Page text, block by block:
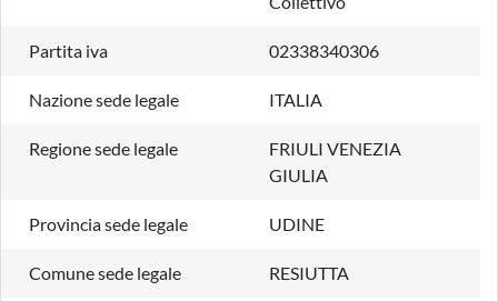
Partita iva 02338340306
Nazione sede legale ITALIA
Regione sede legale
FRIULI VENEZIA
GIULIA
Provincia sede legale UDINE
Comune sede legale RESIUTTA